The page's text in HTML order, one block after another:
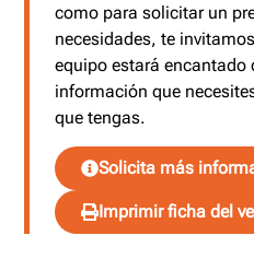
como para solicitar un
necesidades, te
equipo estará encantado
información que
que tengas.
Solicita más
Imprimir ficha del